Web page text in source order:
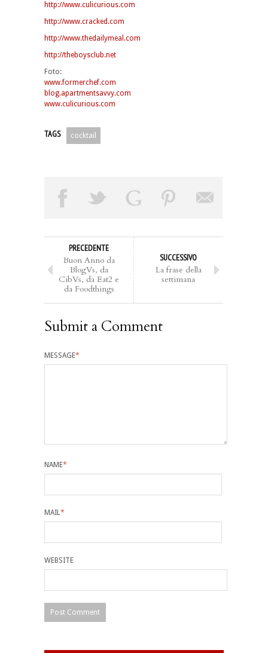
http://www.culicurious.com
http://www.cracked.com
http://www.thedailymeal.com
http://theboysclub.net
Foto:
www.formerchef.com
blog.apartmentsavvy.com
www.culicurious.com
TAGS cocktail
PRECEDENTE
Buon Anno da
BlogVs, da
CibVs, da Eat2 e
da Foodthings
SUCCESSIVO
La frase della
settimana
Submit a Comment
MESSAGE*
NAME*
MAIL*
WEBSITE